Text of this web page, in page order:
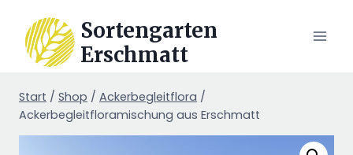
Inhalt
springen
Sortengarten
Erschmatt
Start / Shop / Ackerbegleitflora /
Ackerbegleitfloramischung aus Erschmatt